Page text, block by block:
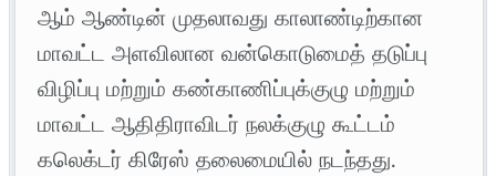
ஆம் ஆண்டின் முதலாவது காலாண்டிற்கான
மாவட்ட அளவிலான வன்கொடுமைத் தடுப்பு
விழிப்பு மற்றும் கண்காணிப்புக்குழு மற்றும்
மாவட்ட ஆதிதிராவிடர் நலக்குழு கூட்டம்
கலெக்டர் கிரேஸ் தலைமையில் நடந்தது.